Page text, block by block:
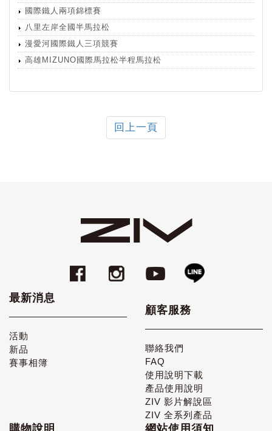
國際鐵人兩項錦標賽
八里左岸全國半馬拉松
漫愛河國際鐵人三項競賽
高雄MIZUNO國際馬拉松半程馬拉松
回上一頁
最新消息
活動
新品
賽事相簿
顧客服務
聯絡我們
FAQ
使用說明下載
產品使用說明
ZIV 影片解說區
ZIV 全系列產品